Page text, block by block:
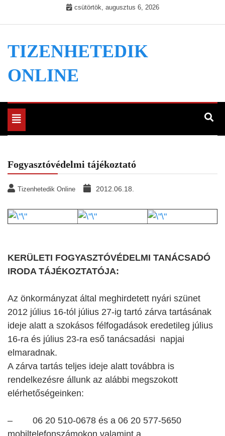
csütörtök, augusztus 6, 2026
TIZENHETEDIK
ONLINE
Toggle
navigation
Fogyasztóvédelmi tájékoztató
Tizenhetedik Online 2012.06.18.
KERÜLETI FOGYASZTÓVÉDELMI TANÁCSADÓ
IRODA TÁJÉKOZTATÓJA:
Az önkormányzat által meghirdetett nyári szünet
2012 július 16-tól július 27-ig tartó zárva tartásának
ideje alatt a szokásos félfogadások eredetileg július
16-ra és július 23-ra eső tanácsadási napjai
elmaradnak.
A zárva tartás teljes ideje alatt továbbra is
rendelkezésre állunk az alábbi megszokott
elérhetőségeinken:
–
06 20 510-0678 és a 06 20 577-5650